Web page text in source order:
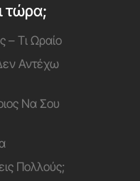
τώρα;
– Τι Ωραίο
Αντέχω
Να Σου
Πολλούς;